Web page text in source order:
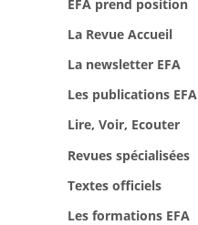
EFA prend position
La Revue Accueil
La newsletter EFA
Les publications EFA
Lire, Voir, Ecouter
Revues spécialisées
Textes officiels
Les formations EFA